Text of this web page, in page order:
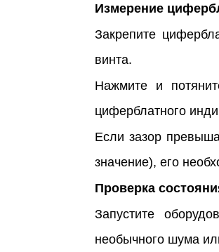
Измерение
Закрепите
винта.
Нажмите и
циферблатного
Если зазор
значение), его
Проверка
Запустите
необычного шума